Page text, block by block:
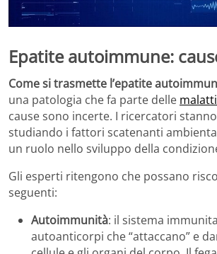
Epatite autoimmune:
Come si trasmette l’epatite
una patologia che fa parte delle
cause sono incerte. I ricercatori
studiando i fattori scatenanti
un ruolo nello sviluppo della
Gli esperti ritengono che possano
seguenti:
Autoimmunità: il sistema
autoanticorpi che “attaccano” e